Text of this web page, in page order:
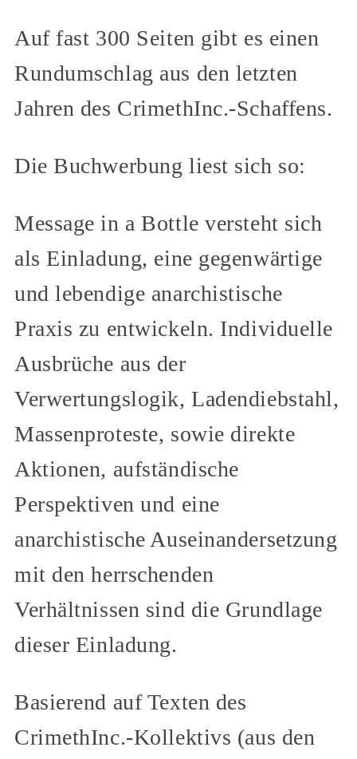
Auf fast 300 Seiten gibt es einen
Rundumschlag aus den letzten
Jahren des CrimethInc.-Schaffens.
Die Buchwerbung liest sich so:
Message in a Bottle versteht sich
als Einladung, eine gegenwärtige
und lebendige anarchistische
Praxis zu entwickeln. Individuelle
Ausbrüche aus der
Verwertungslogik, Ladendiebstahl,
Massenproteste, sowie direkte
Aktionen, aufständische
Perspektiven und eine
anarchistische Auseinandersetzung
mit den herrschenden
Verhältnissen sind die Grundlage
dieser Einladung.
Basierend auf Texten des
CrimethInc.-Kollektivs (aus den